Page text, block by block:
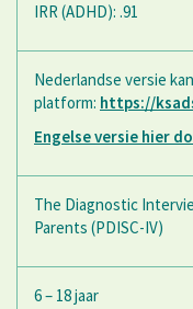
IRR (ADHD): .91
Nederlandse versie
platform: https://
Engelse versie hier
The Diagnostic
Parents (PDISC-IV)
6 – 18 jaar